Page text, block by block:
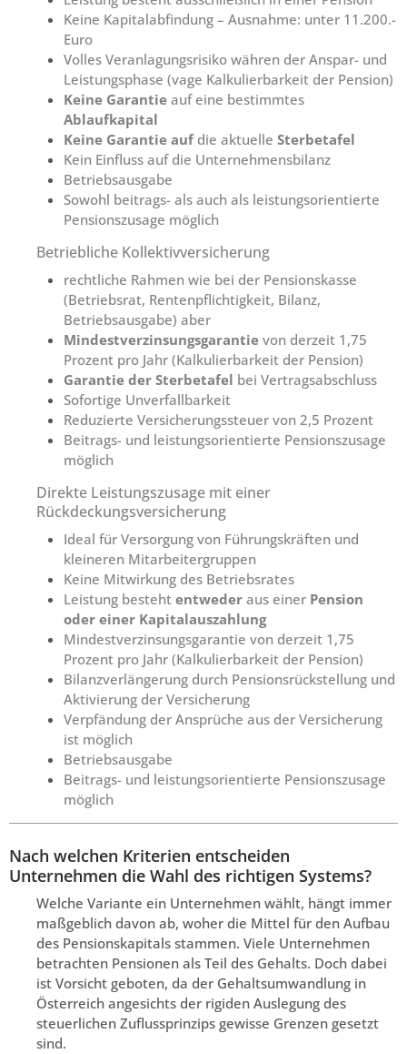
Keine Kapitalabfindung – Ausnahme: unter 11.200.-
Euro
Volles Veranlagungsrisiko währen der Anspar- und
Leistungsphase (vage Kalkulierbarkeit der Pension)
Keine Garantie auf eine bestimmtes
Ablaufkapital
Keine Garantie aufdie aktuelle Sterbetafel
Kein Einfluss auf die Unternehmensbilanz
Betriebsausgabe
Sowohl beitrags- als auch als leistungsorientierte
Pensionszusage möglich
Betriebliche Kollektivversicherung
rechtliche Rahmen wie bei der Pensionskasse
(Betriebsrat, Rentenpflichtigkeit, Bilanz,
Betriebsausgabe) aber
Mindestverzinsungsgarantie von derzeit 1,75
Prozent pro Jahr (Kalkulierbarkeit der Pension)
Garantie der Sterbetafel bei Vertragsabschluss
Sofortige Unverfallbarkeit
Reduzierte Versicherungssteuer von 2,5 Prozent
Beitrags- und leistungsorientierte Pensionszusage
möglich
Direkte Leistungszusage mit einer
Rückdeckungsversicherung
Ideal für Versorgung von Führungskräften und
kleineren Mitarbeitergruppen
Keine Mitwirkung des Betriebsrates
Leistung besteht entweder aus einer Pension
oder einer Kapitalauszahlung
Mindestverzinsungsgarantie von derzeit 1,75
Prozent pro Jahr (Kalkulierbarkeit der Pension)
Bilanzverlängerung durch Pensionsrückstellung und
Aktivierung der Versicherung
Verpfändung der Ansprüche aus der Versicherung
ist möglich
Betriebsausgabe
Beitrags- und leistungsorientierte Pensionszusage
möglich
Nach welchen Kriterien entscheiden
Unternehmen die Wahl des richtigen Systems?
Welche Variante ein Unternehmen wählt, hängt immer
maßgeblich davon ab, woher die Mittel für den Aufbau
des Pensionskapitals stammen. Viele Unternehmen
betrachten Pensionen als Teil des Gehalts. Doch dabei
ist Vorsicht geboten, da der Gehaltsumwandlung in
Österreich angesichts der rigiden Auslegung des
steuerlichen Zuflussprinzips gewisse Grenzen gesetzt
sind.